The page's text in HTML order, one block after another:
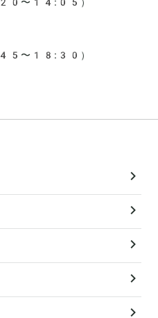
〜18:30）